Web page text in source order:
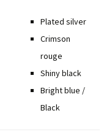
Plated silver
Crimson
rouge
Shiny black
Bright blue /
Black